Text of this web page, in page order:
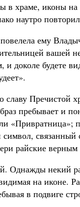
в храме, иконы
наутро
ему
вашей
доколе будете
Пречистой
пребывает и
«Привратница»;
райские
Однажды некий
на иконе.
в подвиге